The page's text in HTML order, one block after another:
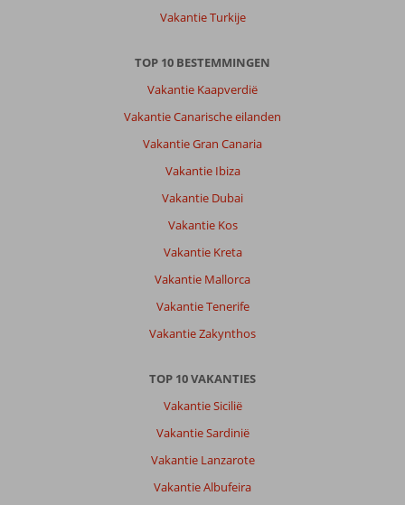
Vakantie Turkije
TOP 10 BESTEMMINGEN
Vakantie Kaapverdië
Vakantie Canarische eilanden
Vakantie Gran Canaria
Vakantie Ibiza
Vakantie Dubai
Vakantie Kos
Vakantie Kreta
Vakantie Mallorca
Vakantie Tenerife
Vakantie Zakynthos
TOP 10 VAKANTIES
Vakantie Sicilië
Vakantie Sardinië
Vakantie Lanzarote
Vakantie Albufeira